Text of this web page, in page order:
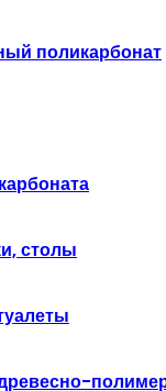
поликарбонат
столы